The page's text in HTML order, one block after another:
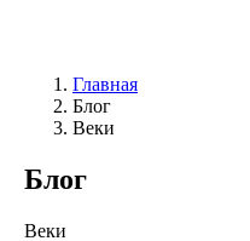
Главная
Блог
Веки
Блог
Веки